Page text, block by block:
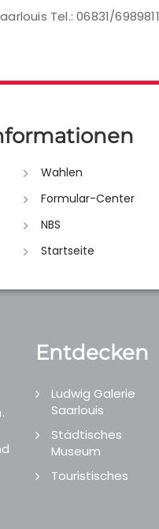
Tel.: 06831/6989811
Wahlen
Formular-Center
NBS
Startseite
Entdecken
Ludwig Galerie
Saarlouis
Städtisches
Museum
Touristisches